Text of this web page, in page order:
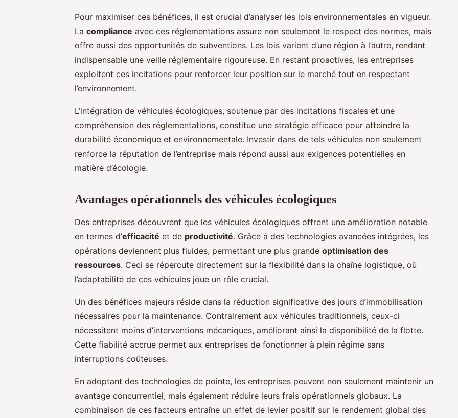
Pour maximiser ces bénéfices, il est crucial d’analyser les lois environnementales en vigueur.
La compliance avec ces réglementations assure non seulement le respect des normes, mais
offre aussi des opportunités de subventions. Les lois varient d’une région à l’autre, rendant
indispensable une veille réglementaire rigoureuse. En restant proactives, les entreprises
exploitent ces incitations pour renforcer leur position sur le marché tout en respectant
l’environnement.
L’intégration de véhicules écologiques, soutenue par des incitations fiscales et une
compréhension des réglementations, constitue une stratégie efficace pour atteindre la
durabilité économique et environnementale. Investir dans de tels véhicules non seulement
renforce la réputation de l’entreprise mais répond aussi aux exigences potentielles en
matière d’écologie.
Avantages opérationnels des véhicules écologiques
Des entreprises découvrent que les véhicules écologiques offrent une amélioration notable
en termes d’efficacité et de productivité. Grâce à des technologies avancées intégrées, les
opérations deviennent plus fluides, permettant une plus grande optimisation des
ressources. Ceci se répercute directement sur la flexibilité dans la chaîne logistique, où
l’adaptabilité de ces véhicules joue un rôle crucial.
Un des bénéfices majeurs réside dans la réduction significative des jours d’immobilisation
nécessaires pour la maintenance. Contrairement aux véhicules traditionnels, ceux-ci
nécessitent moins d’interventions mécaniques, améliorant ainsi la disponibilité de la flotte.
Cette fiabilité accrue permet aux entreprises de fonctionner à plein régime sans
interruptions coûteuses.
En adoptant des technologies de pointe, les entreprises peuvent non seulement maintenir un
avantage concurrentiel, mais également réduire leurs frais opérationnels globaux. La
combinaison de ces facteurs entraîne un effet de levier positif sur le rendement global des